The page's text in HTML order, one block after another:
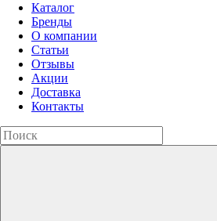
Каталог
Бренды
О компании
Статьи
Отзывы
Акции
Доставка
Контакты